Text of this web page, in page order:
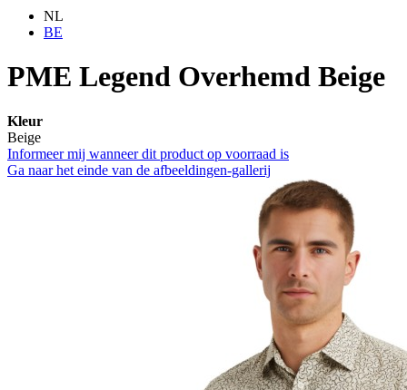
NL
BE
PME Legend Overhemd Beige
Kleur
Beige
Informeer mij wanneer dit product op voorraad is
Ga naar het einde van de afbeeldingen-gallerij